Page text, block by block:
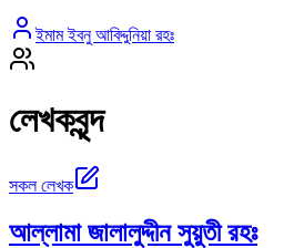
ইমাম ইবনু আবিদ্দুনিয়া রহঃ
লেখকবৃন্দ
সকল লেখক
আল্লামা জালালুদ্দীন সুয়ুতী রহঃ